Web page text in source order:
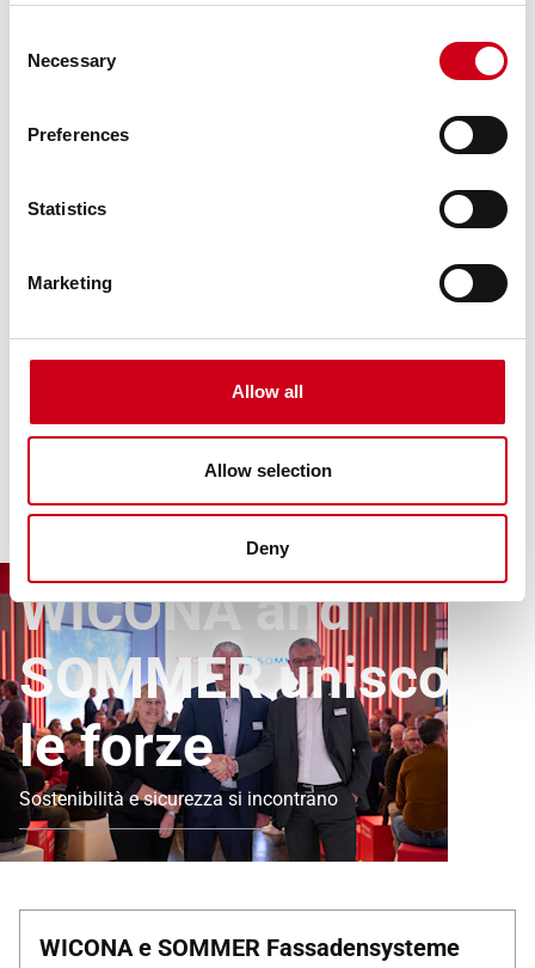
Selection
Necessary
Preferences
Statistics
Marketing
Allow all
Allow selection
Deny
Collaborazione con SOMMER
WICONA and
SOMMER uniscono
le forze
Sostenibilità e sicurezza si incontrano
WICONA e SOMMER Fassadensysteme